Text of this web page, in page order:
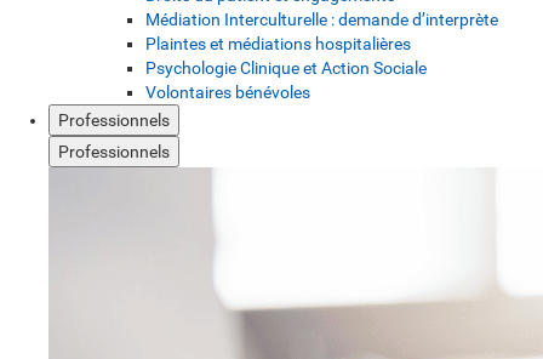
Médiation Interculturelle : demande d’interprète
Plaintes et médiations hospitalières
Psychologie Clinique et Action Sociale
Volontaires bénévoles
Professionnels
Professionnels